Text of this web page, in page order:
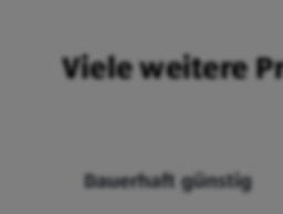
Viele weitere
Dauerhaft günstig